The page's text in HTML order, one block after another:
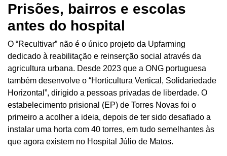
Prisões, bairros e escolas
antes do hospital
O “Recultivar” não é o único projeto da Upfarming
dedicado à reabilitação e reinserção social através da
agricultura urbana. Desde 2023 que a ONG portuguesa
também desenvolve o “Horticultura Vertical, Solidariedade
Horizontal”, dirigido a pessoas privadas de liberdade. O
estabelecimento prisional (EP) de Torres Novas foi o
primeiro a acolher a ideia, depois de ter sido desafiado a
instalar uma horta com 40 torres, em tudo semelhantes às
que agora existem no Hospital Júlio de Matos.